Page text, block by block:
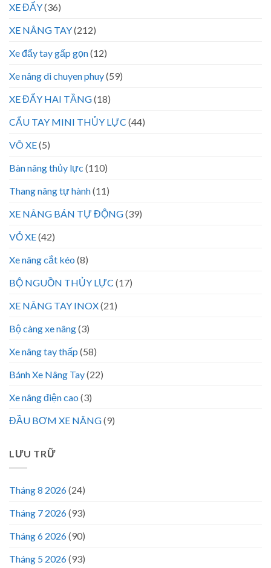
XE ĐẨY(36)
XE NÂNG TAY(212)
Xe đẩy tay gấp gọn(12)
Xe nâng di chuyen phuy(59)
XE ĐẨY HAI TẦNG(18)
CẨU TAY MINI THỦY LỰC (44)
VÕ XE(5)
Bàn nâng thủy lực (110)
Thang nâng tự hành(11)
XE NÂNG BÁN TỰ ĐỘNG(39)
VỎ XE(42)
Xe nâng cắt kéo (8)
BỘ NGUỒN THỦY LỰC (17)
XE NÂNG TAY INOX(21)
Bộ càng xe nâng(3)
Xe nâng tay thấp (58)
Bánh Xe Nâng Tay(22)
Xe nâng điện cao (3)
ĐẦU BƠM XE NÂNG(9)
LƯU TRỮ
Tháng 8 2026(24)
Tháng 7 2026(93)
Tháng 6 2026(90)
Tháng 5 2026(93)